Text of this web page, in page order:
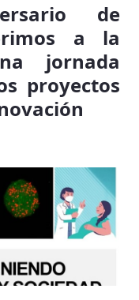
de
a la
jornada
proyectos